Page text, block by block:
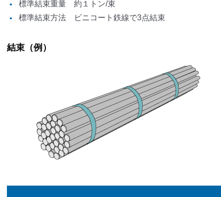
標準結束重量 約１トン/束
標準結束方法 ビニコート鉄線で3点結束
結束（例）